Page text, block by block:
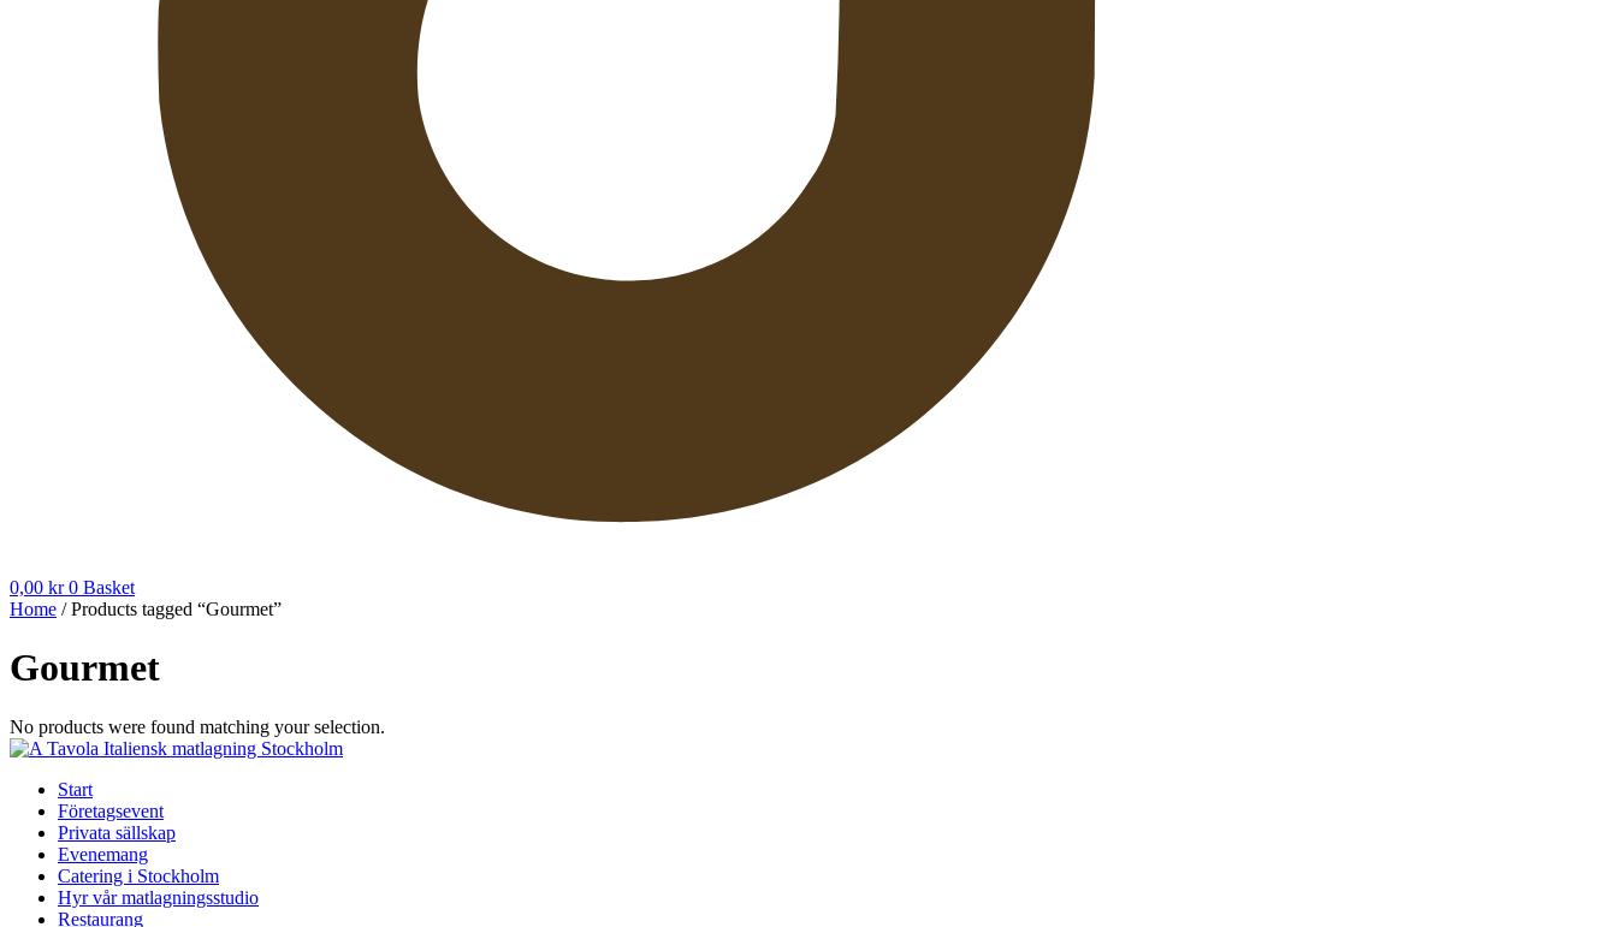
0,00 kr 0 Basket
Home / Products tagged “Gourmet”
Gourmet
No products were found matching your selection.
Start
Företagsevent
Privata sällskap
Evenemang
Catering i Stockholm
Hyr vår matlagningsstudio
Restaurang